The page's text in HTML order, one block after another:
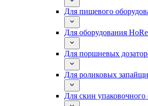
Для пищевого
Для оборудования
Для поршневых
Для роликовых
Для скин упаковочного